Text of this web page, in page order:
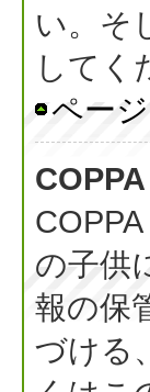
い。そ
してく
ペー
の子供
報の保
づける